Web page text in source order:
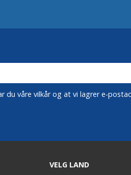
du våre vilkår og at vi lagrer e-
VELG LAND